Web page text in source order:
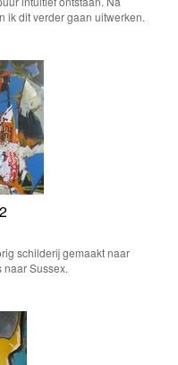
ik dit verder gaan uitwerken.
schilderij gemaakt naar
Sussex.